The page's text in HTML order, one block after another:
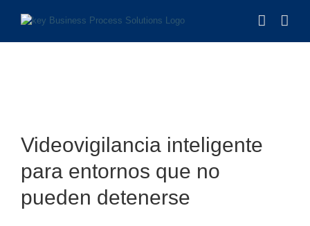
más
Videovigilancia inteligente
para entornos que no
pueden detenerse